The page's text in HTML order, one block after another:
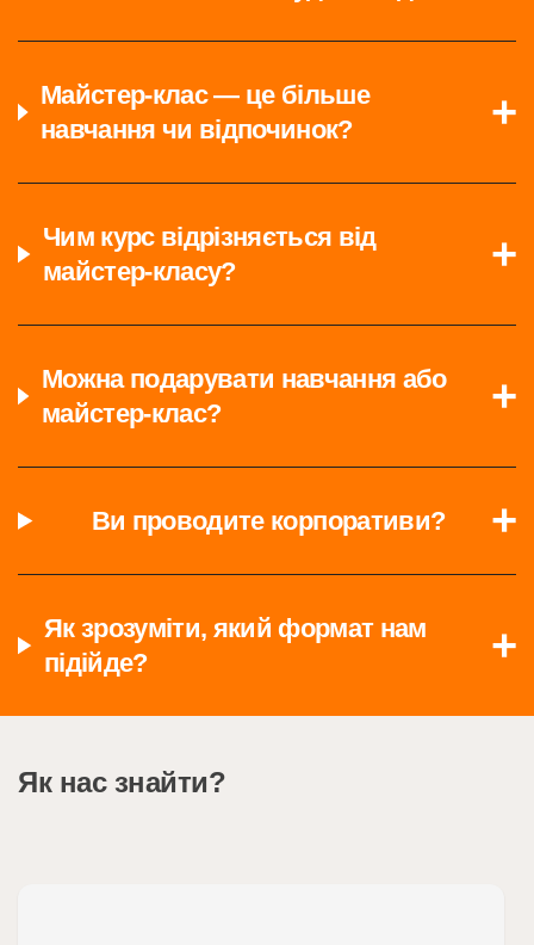
Майстер-клас — це більше
навчання чи відпочинок?
Чим курс відрізняється від
майстер-класу?
Можна подарувати навчання або
майстер-клас?
Ви проводите корпоративи?
Як зрозуміти, який формат нам
підійде?
Як нас знайти?